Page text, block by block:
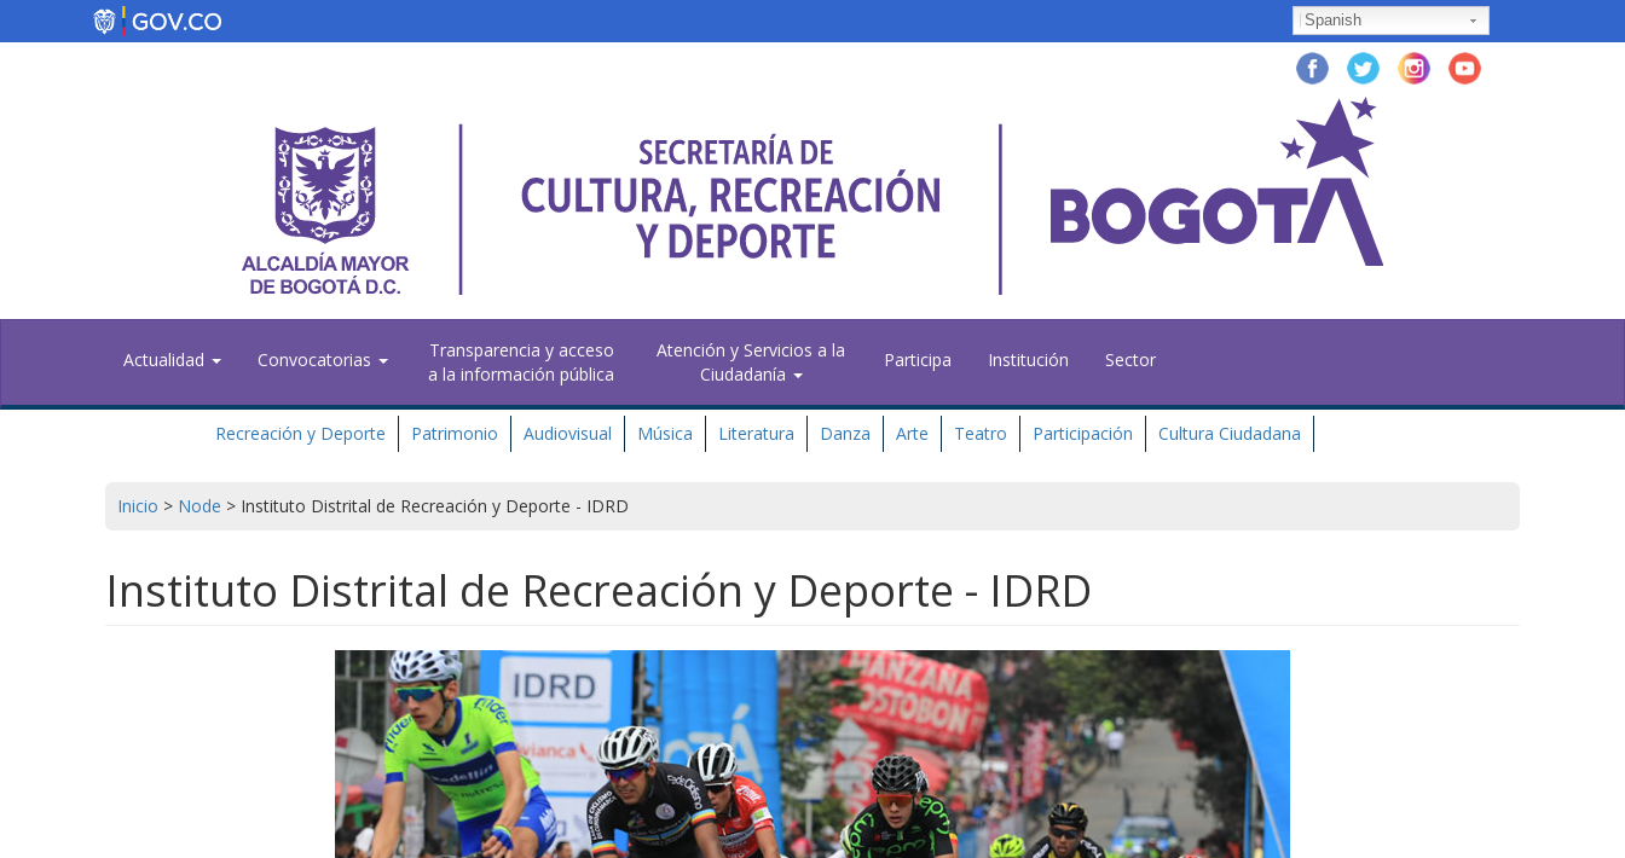
Spanish
Actualidad Convocatorias
Transparencia y acceso
a la información pública
Atención y Servicios a la
Ciudadanía
Participa Institución Sector
Recreación y Deporte Patrimonio Audiovisual Música Literatura Danza Arte Teatro Participación Cultura Ciudadana
Inicio > Node > Instituto Distrital de Recreación y Deporte - IDRD
Instituto Distrital de Recreación y Deporte - IDRD